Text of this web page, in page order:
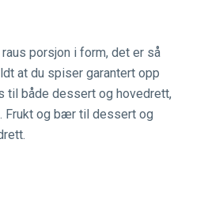
porsjon i form, det er så
at du spiser garantert opp
til både dessert og hovedrett,
Frukt og bær til dessert og